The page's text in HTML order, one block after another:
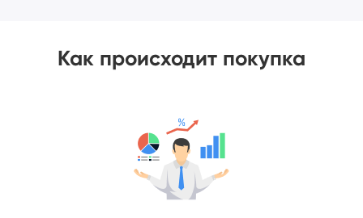
Как происходит покупка